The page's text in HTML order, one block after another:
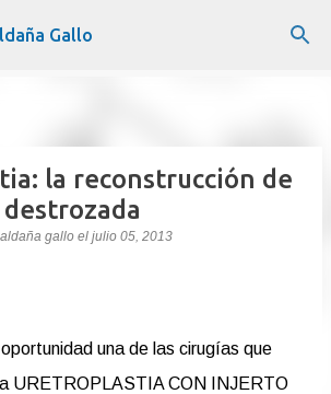
Ir al contenido principal
Gallo
la reconstrucción de
gallo el julio 05, 2013
una de las cirugías que
URETROPLASTIA CON INJERTO